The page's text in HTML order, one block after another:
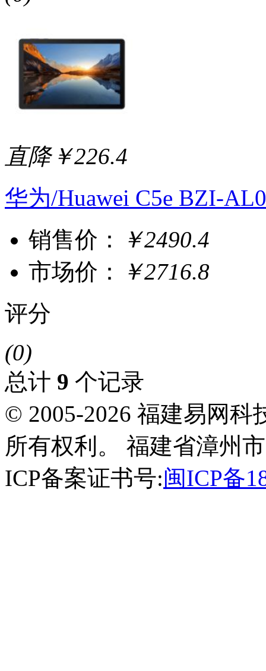
直降￥226.4
华为/Huawei C5e BZI-
销售价：
￥2490.4
市场价：
￥2716.8
评分
(0)
总计 9 个记录
© 2005-2026 福建易网
所有权利。 福建省漳州
ICP备案证书号:闽ICP备